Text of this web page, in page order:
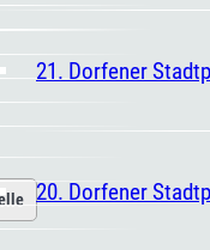
21. Dorfener
20. Dorfener